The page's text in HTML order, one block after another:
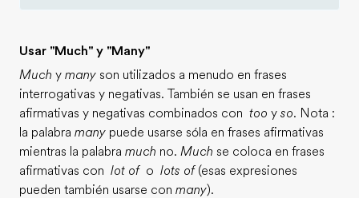
Usar "Much" y "Many"
Much y many son utilizados a menudo en frases
interrogativas y negativas. También se usan en frases
afirmativas y negativas combinados con too y so. Nota :
la palabra many puede usarse sóla en frases afirmativas
mientras la palabra much no. Much se coloca en frases
afirmativas con lot ofo lots of(esas expresiones
pueden también usarse con many).